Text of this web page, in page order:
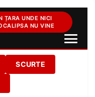
ȚARA UNDE NICI
NU VINE
SCURTE